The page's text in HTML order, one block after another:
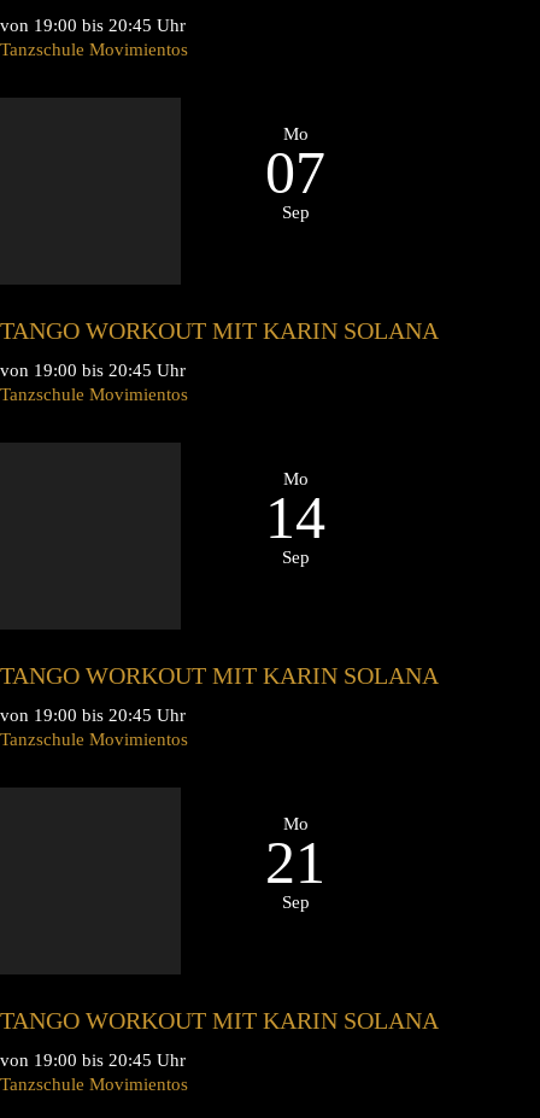
von 19:00 bis 20:45 Uhr
Tanzschule Movimientos
Mo
07
Sep
TANGO WORKOUT MIT KARIN SOLANA
von 19:00 bis 20:45 Uhr
Tanzschule Movimientos
Mo
14
Sep
TANGO WORKOUT MIT KARIN SOLANA
von 19:00 bis 20:45 Uhr
Tanzschule Movimientos
Mo
21
Sep
TANGO WORKOUT MIT KARIN SOLANA
von 19:00 bis 20:45 Uhr
Tanzschule Movimientos